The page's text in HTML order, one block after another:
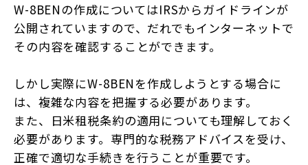
W-8BENの作成についてはIRSからガイドラインが
公開されていますので、だれでもインターネットで
その内容を確認することができます。
しかし実際にW-8BENを作成しようとする場合に
は、複雑な内容を把握する必要があります。
また、日米租税条約の適用についても理解しておく
必要があります。専門的な税務アドバイスを受け、
正確で適切な手続きを行うことが重要です。